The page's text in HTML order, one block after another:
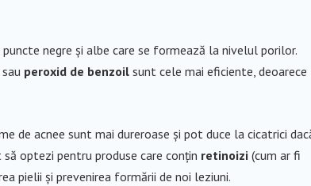
negre și albe care se formează la nivelul porilor.
sau peroxid de benzoil sunt cele mai eficiente, deoarece
de acnee sunt mai dureroase și pot duce la cicatrici
optezi pentru produse care conțin retinoizi (cum ar fi
pielii și prevenirea formării de noi leziuni.